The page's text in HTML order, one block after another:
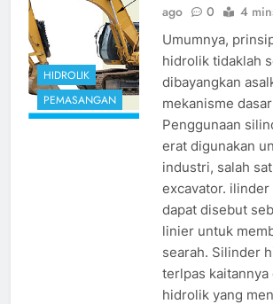
HIDROLIK
PEMASANGAN
ago
0 4
Umumnya,
hidrolik tidaklah
dibayangkan
mekanisme
Penggunaan
erat digunakan
industri, salah
excavator.
dapat disebut
linier untuk
searah. Silinder
terlpas kaitannya
hidrolik yang